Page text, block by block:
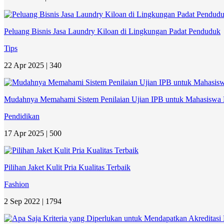
Peluang Bisnis Jasa Laundry Kiloan di Lingkungan Padat Penduduk
Tips
22 Apr 2025 | 340
Mudahnya Memahami Sistem Penilaian Ujian IPB untuk Mahasiswa
Pendidikan
17 Apr 2025 | 500
Pilihan Jaket Kulit Pria Kualitas Terbaik
Fashion
2 Sep 2022 | 1794